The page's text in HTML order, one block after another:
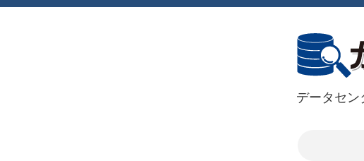
データセン